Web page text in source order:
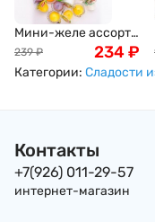
Мини-желе ассорти
тропических вкусов
New Choice, 400г
239 ₽ 234₽
Категории: Сладости
Контакты
+7(926) 011-29-57
интернет-магазин